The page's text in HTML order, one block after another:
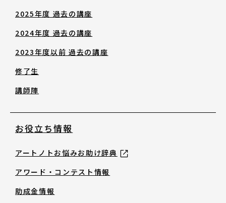
2025年度 過去の講座
2024年度 過去の講座
2023年度以前 過去の講座
修了生
講師陣
お役立ち情報
アートノトお悩みお助け辞典
アワード・コンテスト情報
助成金情報